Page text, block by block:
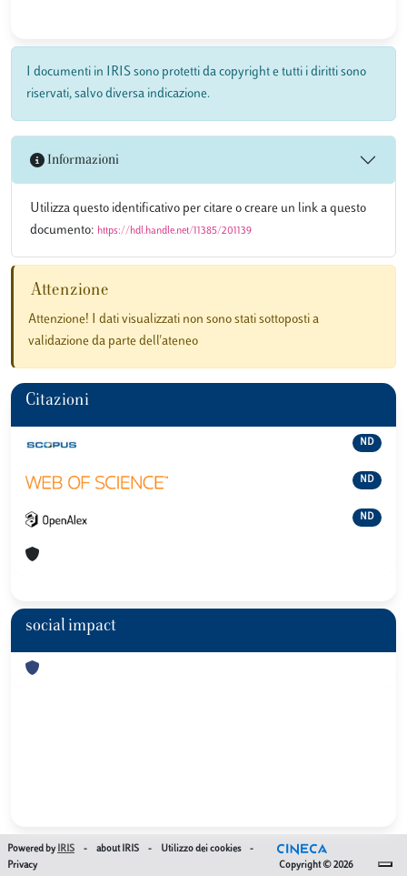
I documenti in IRIS sono protetti da copyright e tutti i diritti sono
riservati, salvo diversa indicazione.
Informazioni
Utilizza questo identificativo per citare o creare un link a questo
documento: https://hdl.handle.net/11385/201139
Attenzione
Attenzione! I dati visualizzati non sono stati sottoposti a
validazione da parte dell'ateneo
Citazioni
ND
ND
ND
social impact
Powered by IRIS - about IRIS - Utilizzo dei cookies
-
Privacy
Copyright © 2026